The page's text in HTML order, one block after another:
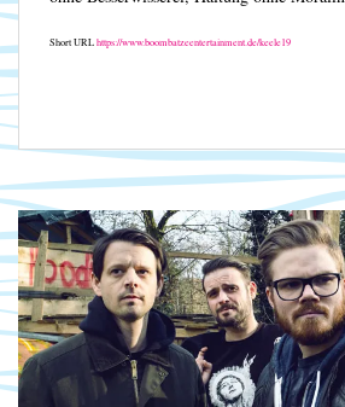
Short URLhttps://www.boombatzeentertainment.de/keele19